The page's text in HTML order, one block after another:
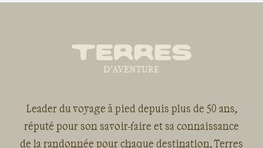
Leader du voyage à pied depuis plus de 50 ans,
réputé pour son savoir-faire et sa connaissance
de la randonnée pour chaque destination, Terres